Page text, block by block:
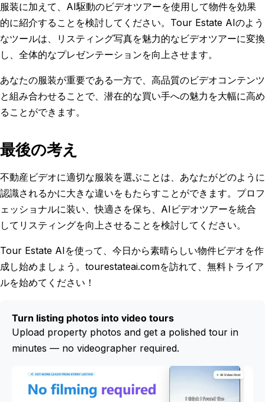
服装に加えて、AI駆動のビデオツアーを使用して物件を効果
的に紹介することを検討してください。Tour Estate AIのよう
なツールは、リスティング写真を魅力的なビデオツアーに変換
し、全体的なプレゼンテーションを向上させます。
あなたの服装が重要である一方で、高品質のビデオコンテンツ
と組み合わせることで、潜在的な買い手への魅力を大幅に高め
ることができます。
最後の考え
不動産ビデオに適切な服装を選ぶことは、あなたがどのように
認識されるかに大きな違いをもたらすことができます。プロフ
ェッショナルに装い、快適さを保ち、AIビデオツアーを統合
してリスティングを向上させることを検討してください。
Tour Estate AIを使って、今日から素晴らしい物件ビデオを作
成し始めましょう。tourestateai.comを訪れて、無料トライア
ルを始めてください！
Turn listing photos into video tours
Upload property photos and get a polished tour in
minutes — no videographer required.